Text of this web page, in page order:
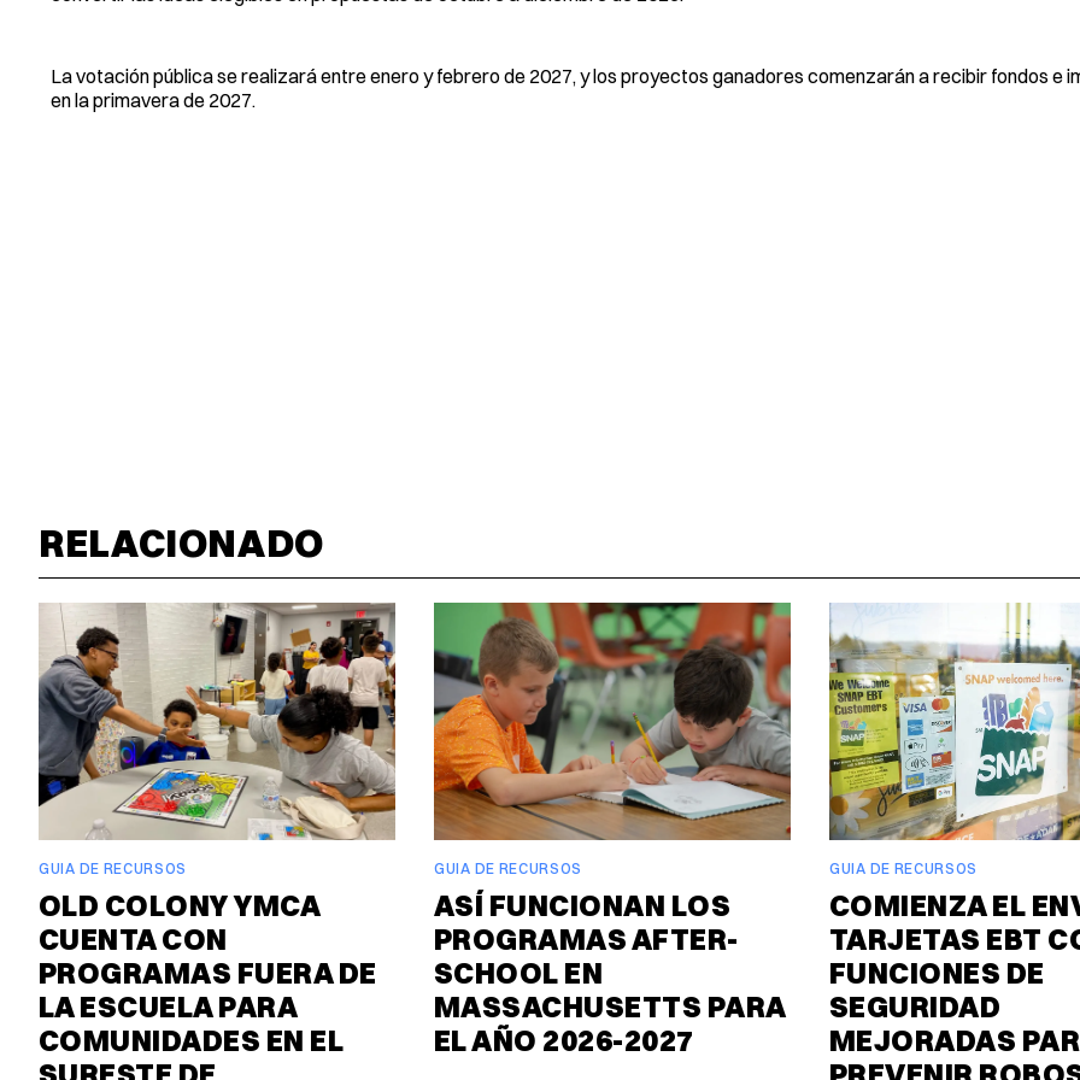
La votación pública se realizará entre enero y febrero de 2027, y los proyectos ganadores comenzarán a recibir fondos e
en la primavera de 2027.
RELACIONADO
GUIA DE RECURSOS
OLD COLONY YMCA
CUENTA CON
PROGRAMAS FUERA DE
LA ESCUELA PARA
COMUNIDADES EN EL
GUIA DE RECURSOS
ASÍ FUNCIONAN LOS
PROGRAMAS AFTER-
SCHOOL EN
MASSACHUSETTS PARA
EL AÑO 2026-2027
GUIA DE RECURSOS
COMIENZA EL
TARJETAS EBT
FUNCIONES DE
SEGURIDAD
MEJORADAS